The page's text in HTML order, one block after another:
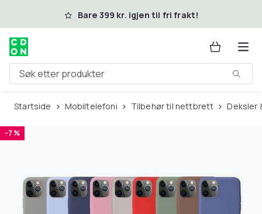
Hopp til hovedinnholdBare 399 kr. igjen til fri frakt!
Søk etter produkter
Startside Mobiltelefoni Tilbehør til nettbrett
-7 %